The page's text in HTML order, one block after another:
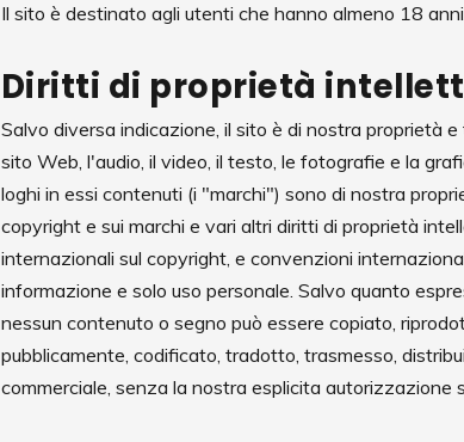
Il sito è destinato agli utenti che hanno almeno 18
Diritti di proprietà
Salvo diversa indicazione, il sito è di nostra proprietà
sito Web, l'audio, il video, il testo, le fotografie e la
loghi in essi contenuti (i "marchi") sono di nostra
copyright e sui marchi e vari altri diritti di proprietà
internazionali sul copyright, e convenzioni
informazione e solo uso personale. Salvo quanto
nessun contenuto o segno può essere copiato,
pubblicamente, codificato, tradotto, trasmesso,
commerciale, senza la nostra esplicita autorizzazione